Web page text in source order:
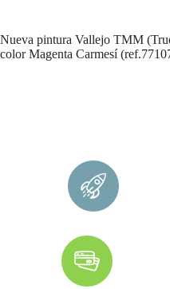
Nueva pintura Vallejo TMM
color Magenta Carmesí